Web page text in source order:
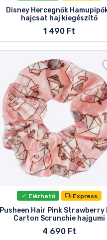
Disney Hercegnők
hajcsat haj kiegészítő
1 490 Ft
Elérhető Express
Pusheen Hair Pink Strawberry
Carton Scrunchie hajgumi
4 690 Ft